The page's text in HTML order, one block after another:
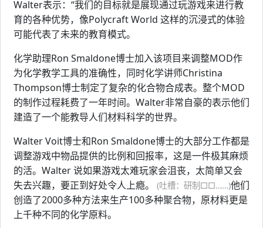
Walter表示：“我们的目标就是展现通过玩游戏来进行教
育的各种优势，像Polycraft World 这样的沉浸式的体验
可能代表了未来的教育模式。
化学助理Ron Smaldone博士加入该项目来调整MOD作
为化学教学工具的准确性，同时化学讲师Christina
Thompson博士制定了复杂的化合物合成表。整个MOD
的制作过程耗费了一年时间。Walter非常自豪的表示他们
建造了一个能教导人们材料科学的世界。
Walter Voit博士和Ron Smaldone博士的大部分工作都是
调整游戏中物品提供的比例和回报率，这是一件极其麻烦
的活。Walter 说如果游戏太难玩家会沮丧，太简单又会
失去兴趣，要正到好处令人上瘾。 (吐槽：研制□□……)他们
创造了2000多种方法来生产100多种聚合物，原材料更是
上千种不同的化学原料。